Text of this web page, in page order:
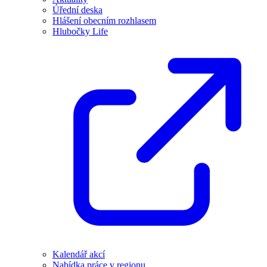
Úřední deska
Hlášení obecním rozhlasem
Hlubočky Life
Kalendář akcí